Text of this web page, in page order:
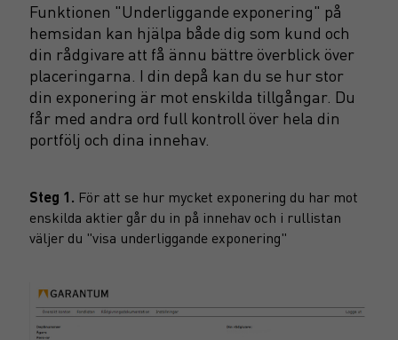
Funktionen "Underliggande exponering" på
hemsidan kan hjälpa både dig som kund och
din rådgivare att få ännu bättre överblick över
placeringarna. I din depå kan du se hur stor
din exponering är mot enskilda tillgångar. Du
får med andra ord full kontroll över hela din
portfölj och dina innehav.
Steg 1. För att se hur mycket exponering du har mot
enskilda aktier går du in på innehav och i rullistan
väljer du "visa underliggande exponering"